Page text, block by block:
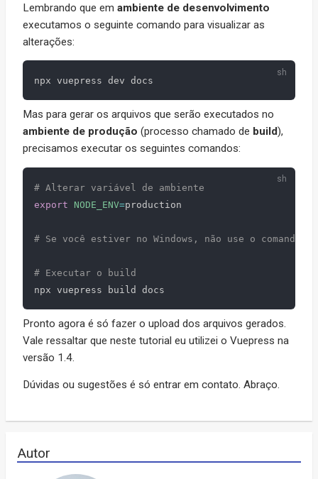
Lembrando que em ambiente de desenvolvimento
executamos o seguinte comando para visualizar as
alterações:
Mas para gerar os arquivos que serão executados no
ambiente de produção (processo chamado de build),
precisamos executar os seguintes comandos:
# Alterar variável de ambiente
export
NODE_ENV=production
# Se você estiver no Windows, não use o comando
# Executar o build
Pronto agora é só fazer o upload dos arquivos gerados.
Vale ressaltar que neste tutorial eu utilizei o Vuepress na
versão 1.4.
Dúvidas ou sugestões é só entrar em contato. Abraço.
Autor